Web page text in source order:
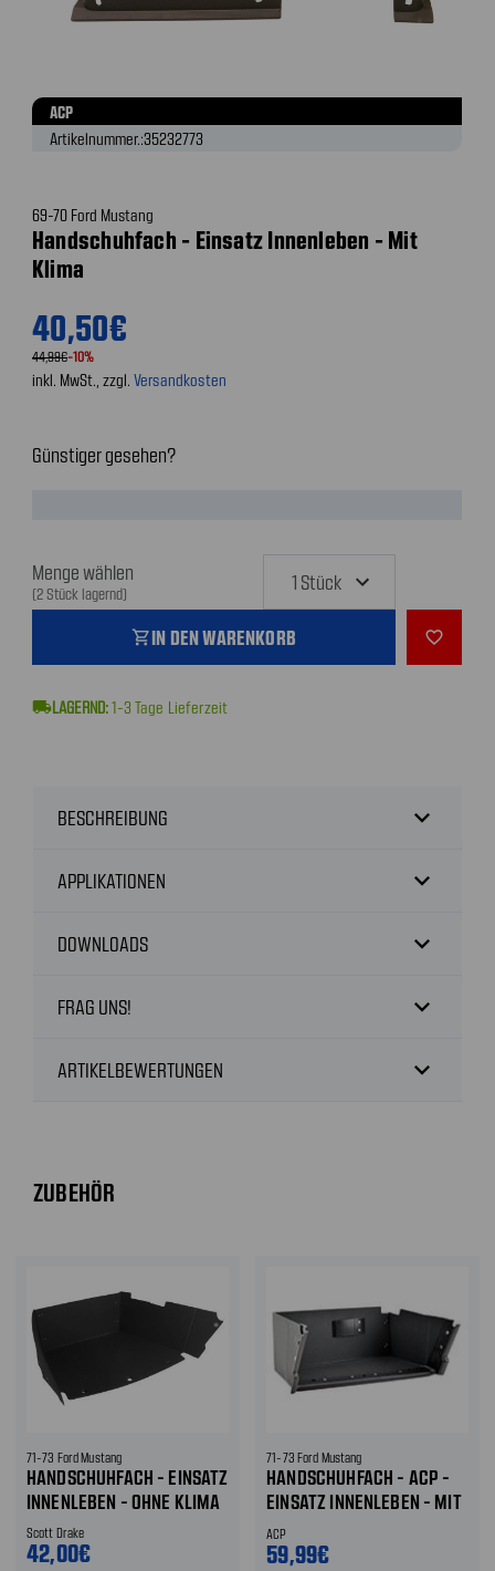
ACP
Artikelnummer.:35232773
69-70 Ford Mustang
Handschuhfach - Einsatz Innenleben - Mit
Klima
40,50€
44,99€-10%
inkl. MwSt., zzgl. Versandkosten
Günstiger gesehen?
Menge wählen
(2 Stück lagernd)
shopping_cartIN DEN WARENKORB favorite_outline
local_shipping 1-3 Tage Lieferzeit
BESCHREIBUNG expand_more
APPLIKATIONEN expand_more
DOWNLOADS expand_more
FRAG UNS! expand_more
ARTIKELBEWERTUNGEN expand_more
ZUBEHÖR
71-73 Ford Mustang
HANDSCHUHFACH - EINSATZ
INNENLEBEN - OHNE KLIMA
Scott Drake
42,00€
71-73 Ford Mustang
HANDSCHUHFACH - ACP -
EINSATZ INNENLEBEN - MIT
KLIMA
ACP
59,99€